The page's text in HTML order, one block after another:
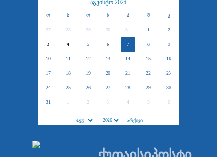
აგვისტო 2026
ო ს ო ხ პ შ კ
27 28 29 30 31 1 2
3 4 5 6 7 8 9
10 11 12 13 14 15 16
17 18 19 20 21 22 23
24 25 26 27 28 29 30
31 1 2 3 4 5 6